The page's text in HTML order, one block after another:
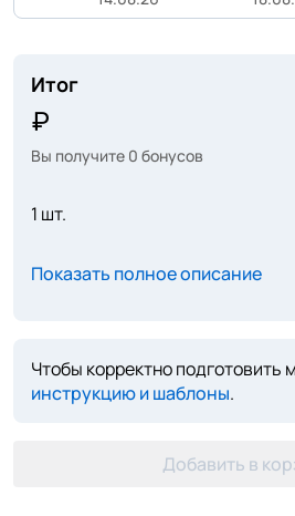
Итог
Вы получите 0 бонусов
1 шт.
Показать полное описание
Чтобы корректно подготовить
инструкцию и шаблоны.
Добавить в